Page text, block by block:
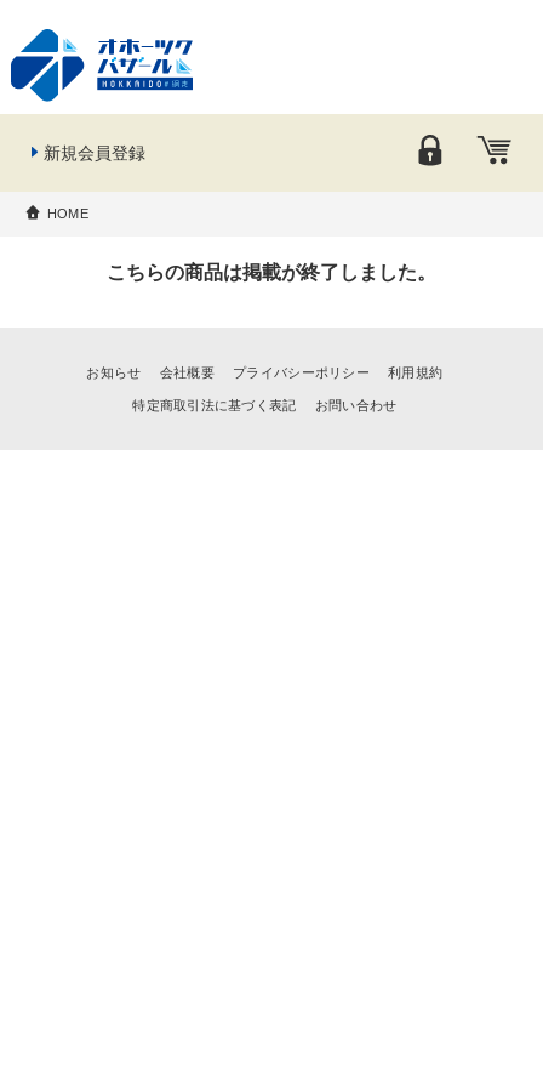
新規会員登録
HOME
こちらの商品は掲載が終了しました。
お知らせ 会社概要 プライバシーポリシー 利用規約
特定商取引法に基づく表記 お問い合わせ